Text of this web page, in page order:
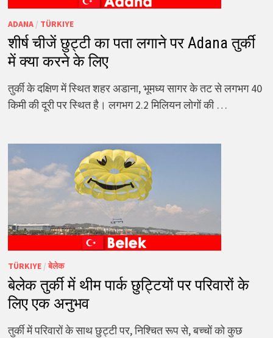
ADANA/ TÜRKIYE
शीर्ष चीजें छुट्टी का पता लगाने पर Adana तुर्की
में क्या करने के लिए
तुर्की के दक्षिण में स्थित शहर अडाना, भूमध्य सागर के तट से लगभग 40
किमी की दूरी पर स्थित है। लगभग 2.2 मिलियन लोगों की …
TÜRKIYE/बेलेक
बेलेक तुर्की में थीम पार्क छुट्टियों पर परिवारों के
लिए एक अनुभव
तुर्की में परिवारों के साथ छुट्टी पर, निश्चित रूप से, बच्चों को कुछ